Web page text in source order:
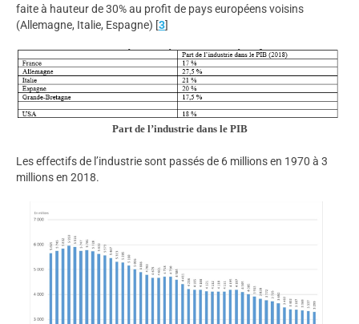
faite à hauteur de 30% au profit de pays européens voisins
(Allemagne, Italie, Espagne) [3]
Part de l’industrie dans le PIB
Les effectifs de l’industrie sont passés de 6 millions en 1970 à 3
millions en 2018.